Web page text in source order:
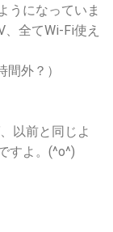
うになっていま
全てWi-Fi使え
外？）
以前と同じよ
すよ。(^o^)